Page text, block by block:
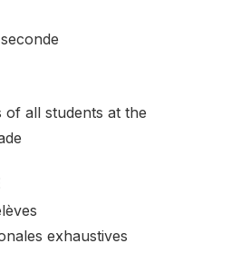
of all students at the
exhaustives